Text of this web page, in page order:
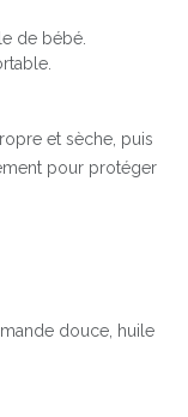
de bébé.
et sèche, puis
pour protéger
douce, huile